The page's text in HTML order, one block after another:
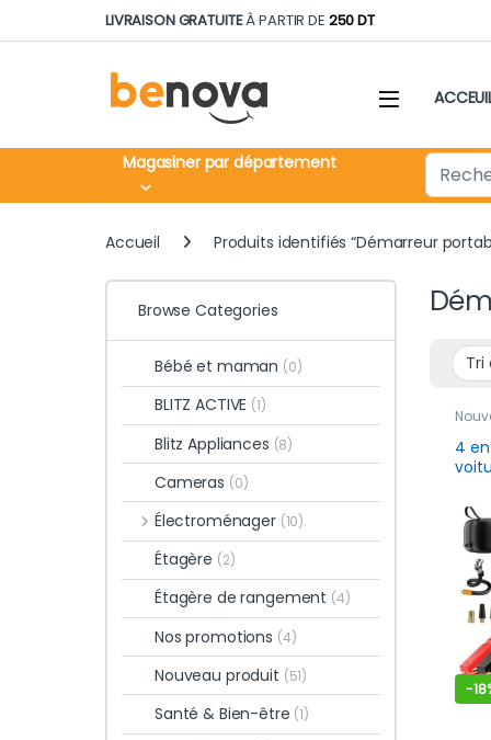
Skip to navigation
Skip to contentLIVRAISON GRATUITEÀ PARTIR DE 250 DT
Magasiner par département Search
Accueil Produits identifiés “Démarreur
4
et
-
Browse Categories
Bébé et maman (0)
BLITZ ACTIVE (1)
Blitz Appliances (8)
Cameras (0)
Électroménager (10)
Étagère (2)
Étagère de rangement (4)
Nos promotions (4)
Nouveau produit (51)
Santé & Bien-être (1)